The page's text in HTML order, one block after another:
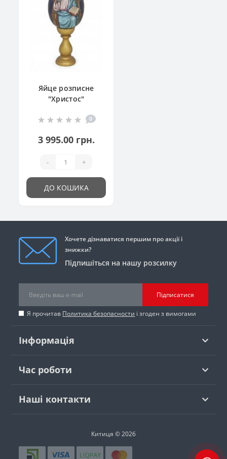
Яйце розписне
"Христос"
0
3 995.00 грн.
- +
ДО КОШИКА
Хочете дізнаватися першим про акції і
знижки?
Підпишіться на нашу розсилку
Підписатися
Я прочитав Политика безопасности і згоден з вимогами
Інформація
Час роботи
Наші контакти
Китиця © 2026